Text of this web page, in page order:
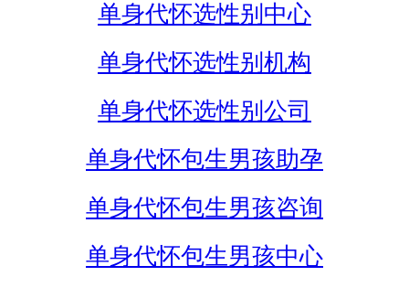
单身代怀选性别中心
单身代怀选性别机构
单身代怀选性别公司
单身代怀包生男孩助孕
单身代怀包生男孩咨询
单身代怀包生男孩中心